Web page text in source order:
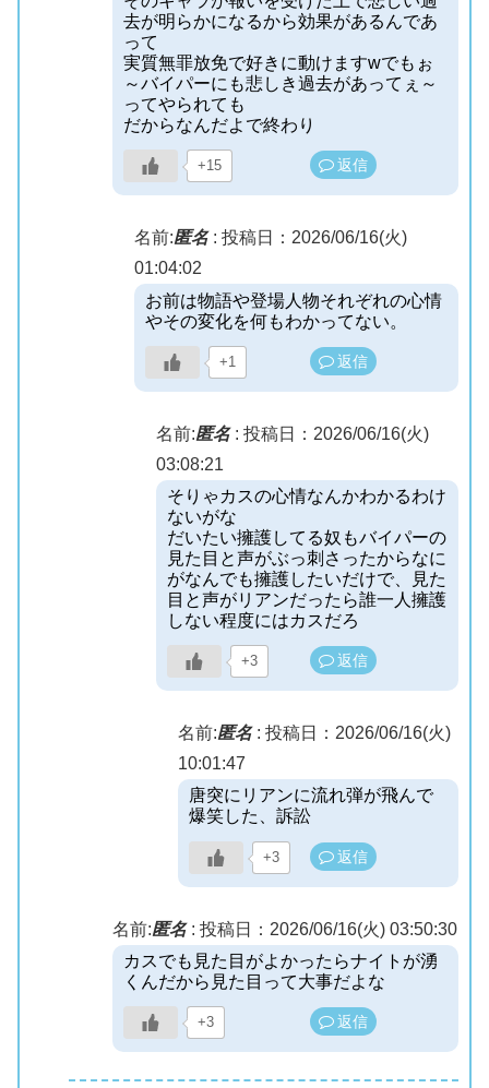
去が明らかになるから効果があるんであ
って
実質無罪放免で好きに動けますwでもぉ
～バイパーにも悲しき過去があってぇ～
ってやられても
だからなんだよで終わり
+15 返信
名前:匿名: 投稿日：2026/06/16(火)
01:04:02
お前は物語や登場人物それぞれの心情
やその変化を何もわかってない。
+1 返信
名前:匿名: 投稿日：2026/06/16(火)
03:08:21
そりゃカスの心情なんかわかるわけ
ないがな
だいたい擁護してる奴もバイパーの
見た目と声がぶっ刺さったからなに
がなんでも擁護したいだけで、見た
目と声がリアンだったら誰一人擁護
しない程度にはカスだろ
+3 返信
名前:匿名: 投稿日：2026/06/16(火)
10:01:47
唐突にリアンに流れ弾が飛んで
爆笑した、訴訟
+3 返信
名前:匿名: 投稿日：2026/06/16(火) 03:50:30
カスでも見た目がよかったらナイトが湧
くんだから見た目って大事だよな
+3 返信